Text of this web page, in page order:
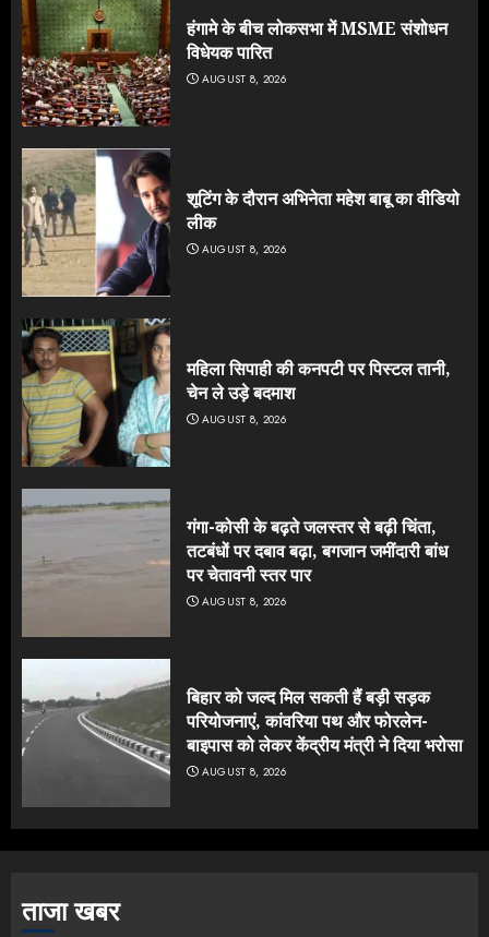
हंगामे के बीच लोकसभा में MSME संशोधन
विधेयक पारित
AUGUST 8, 2026
शूटिंग के दौरान अभिनेता महेश बाबू का वीडियो
लीक
AUGUST 8, 2026
महिला सिपाही की कनपटी पर पिस्टल तानी,
चेन ले उड़े बदमाश
AUGUST 8, 2026
गंगा-कोसी के बढ़ते जलस्तर से बढ़ी चिंता,
तटबंधों पर दबाव बढ़ा, बगजान जमींदारी बांध
पर चेतावनी स्तर पार
AUGUST 8, 2026
बिहार को जल्द मिल सकती हैं बड़ी सड़क
परियोजनाएं, कांवरिया पथ और फोरलेन-
बाइपास को लेकर केंद्रीय मंत्री ने दिया भरोसा
AUGUST 8, 2026
ताजा खबर